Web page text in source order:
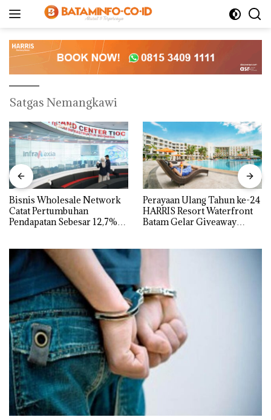
Satgas Nemangkawi
Bisnis Wholesale Network
Catat Pertumbuhan
Pendapatan Sebesar 12,7%
Perayaan Ulang Tahun ke-24
HARRIS Resort Waterfront
Batam Gelar Giveaway